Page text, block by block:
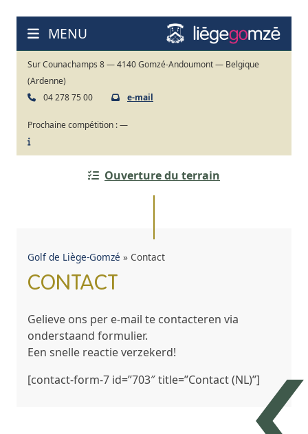
MENU
Sur Counachamps 8 — 4140 Gomzé-Andoumont — Belgique
(Ardenne)
04 278 75 00
e-mail
Prochaine compétition :—
Ouverture du terrain
Golf de Liège-Gomzé » Contact
CONTACT
Gelieve ons per e-mail te contacteren via
onderstaand formulier.
Een snelle reactie verzekerd!
[contact-form-7 id=”703″ title=”Contact (NL)”]